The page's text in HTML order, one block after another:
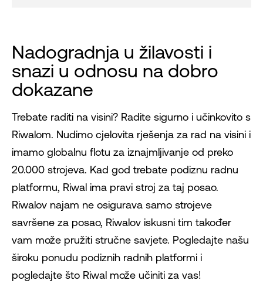
Nadogradnja u žilavosti i
snazi ​​u odnosu na dobro
dokazane
Trebate raditi na visini? Radite sigurno i učinkovito s
Riwalom. Nudimo cjelovita rješenja za rad na visini i
imamo globalnu flotu za iznajmljivanje od preko
20.000 strojeva. Kad god trebate podiznu radnu
platformu, Riwal ima pravi stroj za taj posao.
Riwalov najam ne osigurava samo strojeve
savršene za posao, Riwalov iskusni tim također
vam može pružiti stručne savjete. Pogledajte našu
široku ponudu podiznih radnih platformi i
pogledajte što Riwal može učiniti za vas!